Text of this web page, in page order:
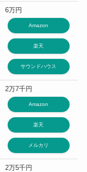
6万円
Amazon
楽天
サウンドハウス
2万7千円
Amazon
楽天
メルカリ
2万5千円